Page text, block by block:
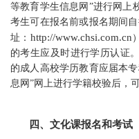
等教育学生信息网”进行网上
考生可在报名前或报名期间
址： http://www.chsi.com.cn
的考生应及时进行学历认证
的成人高校学历教育应届本
息网”网上进行学籍校验后，
四、文化课报名和考试